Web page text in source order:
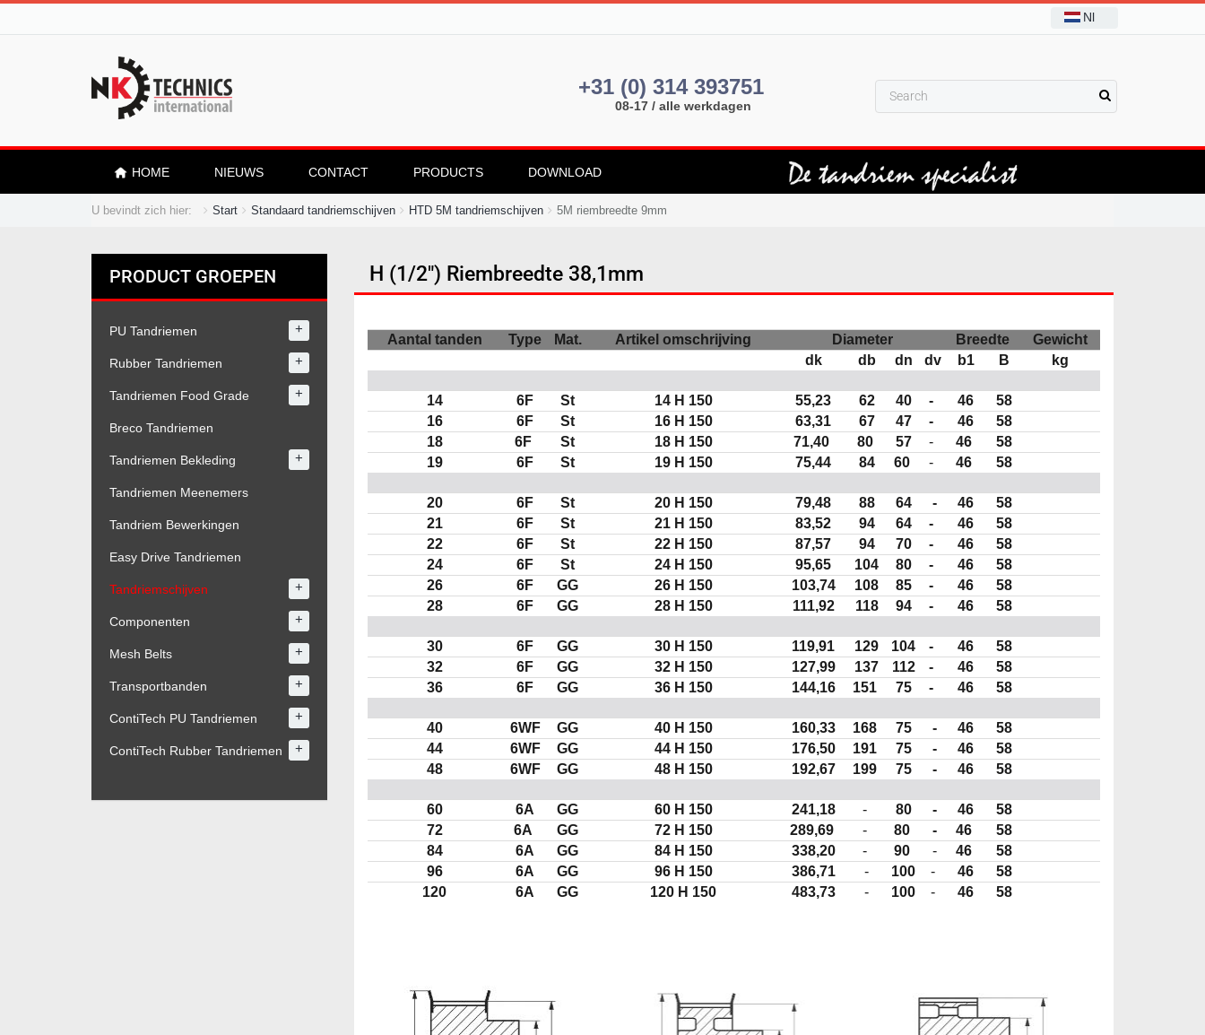
Nl
+31 (0) 314 393751
08-17 / alle werkdagen
HOME NIEUWS CONTACT PRODUCTS DOWNLOAD
U bevindt zich hier: Start Standaard tandriemschijven HTD 5M tandriemschijven 5M riembreedte 9mm
H (1/2") Riembreedte 38,1mm
Aantal tanden Type Mat. Artikel omschrijving Diameter Breedte
Gewicht
dk
db dn dv b1 B kg
14 6F St 14 H 150 55,23 62 40 - 46
58
16
6F St 16 H 150 63,31 67 47 - 46
58
18
6F St 18 H 150 71,40 80 57 - 46
58
19
6F St 19 H 150 75,44 84 60 - 46 58
20 6F St 20 H 150 79,48 88 64 - 46
58
21
6F St 21 H 150 83,52 94 64 - 46
58
22
6F St 22 H 150 87,57 94 70 - 46
58
24
6F St 24 H 150 95,65 104 80 - 46
58
26
6F GG 26 H 150 103,74 108 85 - 46
58
28
6F GG 28 H 150 111,92 118 94 - 46 58
30 6F GG 30 H 150 119,91 129 104 - 46
58
32
6F GG 32 H 150 127,99 137 112 - 46
58
36
6F GG 36 H 150 144,16 151 75 - 46 58
40 6WF GG 40 H 150 160,33 168 75 - 46
58
44
6WF GG 44 H 150 176,50 191 75 - 46
58
48
6WF GG 48 H 150 192,67 199 75 - 46 58
60 6A GG 60 H 150 241,18 - 80 - 46
58
72
6A GG 72 H 150 289,69 - 80 - 46
58
84
6A GG 84 H 150 338,20 - 90 - 46
58
96
6A GG 96 H 150 386,71 - 100 - 46
58
120
6A GG 120 H 150 483,73 - 100 - 46 58
PRODUCT GROEPEN
PU Tandriemen +
Rubber Tandriemen +
Tandriemen Food Grade +
Breco Tandriemen
Tandriemen Bekleding +
Tandriemen Meenemers
Tandriem Bewerkingen
Easy Drive Tandriemen
Tandriemschijven +
Componenten +
Mesh Belts +
Transportbanden +
ContiTech PU Tandriemen +
ContiTech Rubber Tandriemen +